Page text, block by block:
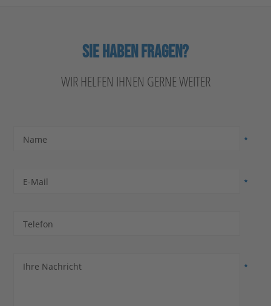
SIE HABEN FRAGEN?
WIR HELFEN IHNEN GERNE WEITER
Name
E-Mail
Telefon
Ihre Nachricht